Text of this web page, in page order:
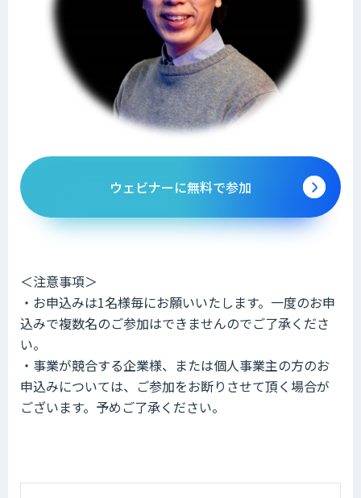
ウェビナーに無料で参加
＜注意事項＞
・お申込みは1名様毎にお願いいたします。一度のお申
込みで複数名のご参加はできませんのでご了承くださ
い。
・事業が競合する企業様、または個人事業主の方のお
申込みについては、ご参加をお断りさせて頂く場合が
ございます。予めご了承ください。